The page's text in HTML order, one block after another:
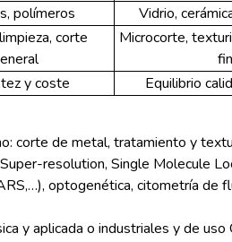
polímeros Vidrio,
corte
Microcorte,
y coste Equilibrio
corte de metal, tratamiento y
resolution, Single Molecule
optogenética, citometría de
y aplicada o industriales y de uso